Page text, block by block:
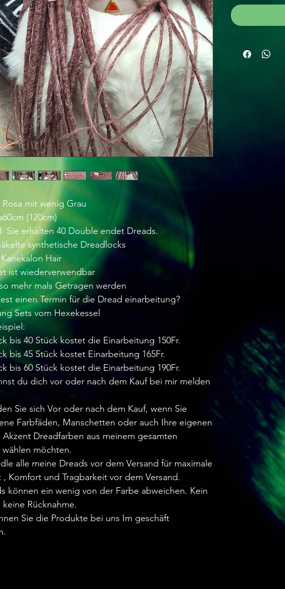
mit wenig Grau
(120cm)
Sie erhalten 40 Double endet Dreads.
synthetische Dreadlocks
Hair
ist wiederverwendbar
mehr mals Getragen werden
einen Termin für die Dread einarbeitung?
Sets vom Hexekessel
bis 40 Stück kostet die Einarbeitung 150Fr.
bis 45 Stück kostet Einarbeitung 165Fr.
bis 60 Stück kostet die Einarbeitung 190Fr.
du dich vor oder nach dem Kauf bei mir melden
Sie sich Vor oder nach dem Kauf, wenn Sie
Farbfäden, Manschetten oder auch Ihre eigenen
Akzent Dreadfarben aus meinem gesamten
möchten.
alle meine Dreads vor dem Versand für maximale
, Komfort und Tragbarkeit vor dem Versand.
können ein wenig von der Farbe abweichen. Kein
keine Rücknahme.
Sie die Produkte bei uns Im geschäft